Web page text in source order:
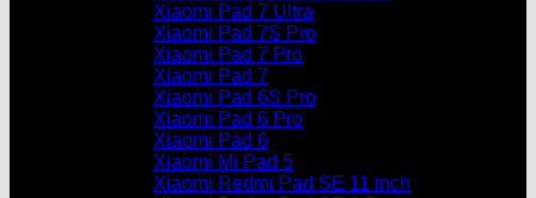
Xiaomi Pad 7 Ultra
Xiaomi Pad 7S Pro
Xiaomi Pad 7 Pro
Xiaomi Pad 7
Xiaomi Pad 6S Pro
Xiaomi Pad 6 Pro
Xiaomi Pad 6
Xiaomi Mi Pad 5
Xiaomi Redmi Pad SE 11 inch